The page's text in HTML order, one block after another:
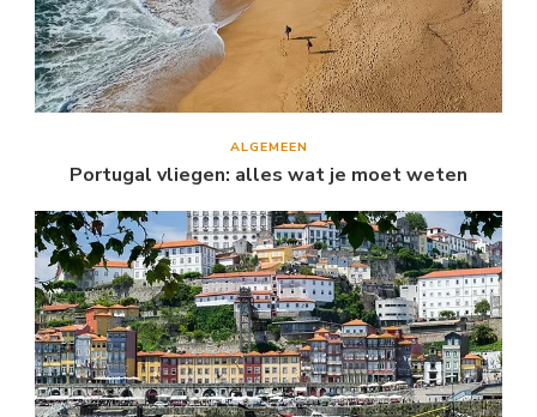
ALGEMEEN
Portugal vliegen: alles wat je moet weten